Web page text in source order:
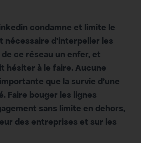
condamne et limite le
nécessaire d’interpeller les
ce réseau un enfer, et
hésiter à le faire. Aucune
que la survie d’une
Faire bouger les lignes
sans limite en dehors,
des entreprises et sur les